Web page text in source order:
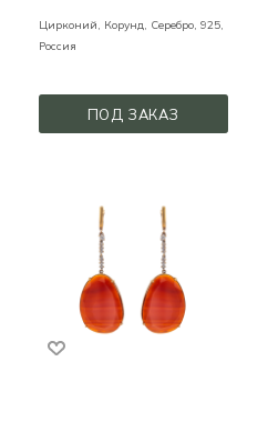
Цирконий, Корунд, Серебро, 925,
Россия
ПОД ЗАКАЗ